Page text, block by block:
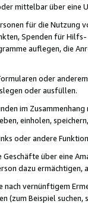
mittelbar über eine
für die Nutzung
Spenden für
auflegen, die
oder
oder ausfüllen.
im
einholen,
oder andere
über eine
dazu
vernünftigem
(zum Beispiel